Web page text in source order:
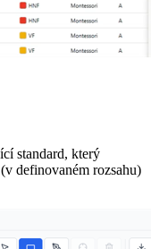
standard, který
definovaném rozsahu)